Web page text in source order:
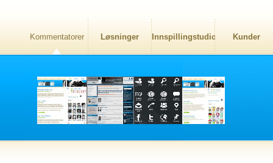
Kommentatorer Løsninger Innspillingstudio Kunder